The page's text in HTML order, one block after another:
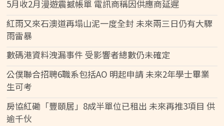
5月收2月漫遊震撼帳單 電訊商稱因供應商延遲
紅雨又來石澳道再塌山泥一度全封 未來兩三日仍有大驟
雨雷暴
數碼港資料洩漏事件 受影響者總數仍未確定
公僕聯合招聘6職系包括AO 明起申請 未來2年學士畢業
生可考
房協紅磡「豐頤居」8成半單位已租出 未來再推3項目 供
逾千伙